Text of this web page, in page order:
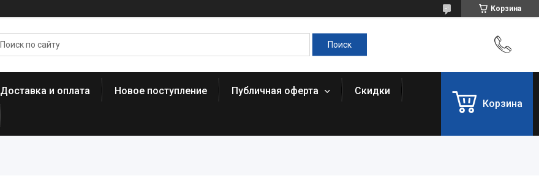
Корзина
Доставка и оплата Новое поступление Публичная оферта Скидки
Корзина